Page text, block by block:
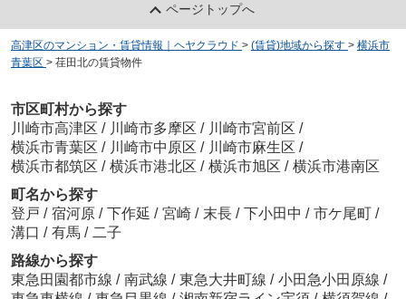
ページトップへ
高津区のマンション・賃貸情報｜ヘヤクラウド > (賃貸)地域から探す > 横浜市
青葉区 > 荏田北の賃貸物件
市区町村から探す
川崎市高津区 / 川崎市多摩区 / 川崎市宮前区 /
横浜市青葉区 / 川崎市中原区 / 川崎市麻生区 /
横浜市都筑区 / 横浜市港北区 / 横浜市旭区 / 横浜市港南区
町名から探す
登戸 / 宿河原 / 下作延 / 宮崎 / 末長 / 下小田中 / 市ケ尾町 /
溝口 / 有馬 / 二子
路線から探す
東急田園都市線 / 南武線 / 東急大井町線 / 小田急小田原線 /